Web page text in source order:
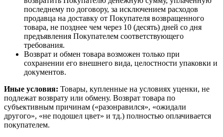
последнему по договору, за исключением расходов
продавца на доставку от Покупателя возвращенного
товара, не позднее чем через 10 (десять) дней со дня
предъявления Покупателем соответствующего
требования.
Возврат и обмен товара возможен только при
сохранении его внешнего вида, целостности упаковки и
документов.
Иные условия: Товары, купленные на условиях уценки, не
подлежат возврату или обмену. Возврат товара по
субъективным причинам («разонравился», «ожидали
другого», «не подошел цвет» и тд.) полностью оплачивается
покупателем.